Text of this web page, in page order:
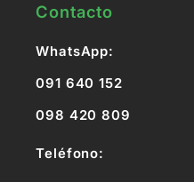
Contacto
WhatsApp:
091 640 152
098 420 809
Teléfono: